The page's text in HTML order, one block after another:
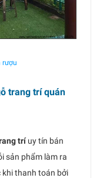
rượu
trang trí quán
tríuy tín bán
sản phẩm làm ra
thanh toán bởi